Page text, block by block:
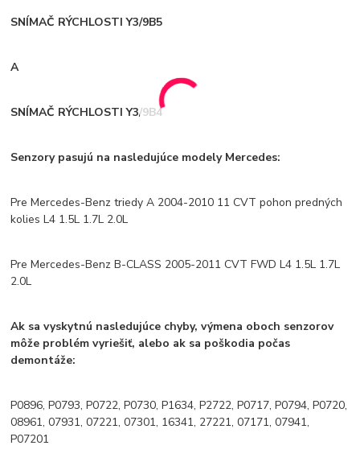
SNÍMAČ RÝCHLOSTI Y3/9B5
A
SNÍMAČ RÝCHLOSTI Y3/9B4
Senzory pasujú na nasledujúce modely Mercedes:
Pre Mercedes-Benz triedy A 2004-2010 11 CVT pohon predných
kolies L4 1.5L 1.7L 2.0L
Pre Mercedes-Benz B-CLASS 2005-2011 CVT FWD L4 1.5L 1.7L
2.0L
Ak sa vyskytnú nasledujúce chyby, výmena oboch senzorov
môže problém vyriešiť, alebo ak sa poškodia počas
demontáže:
P0896, P0793, P0722, P0730, P1634, P2722, P0717, P0794, P0720,
08961, 07931, 07221, 07301, 16341, 27221, 07171, 07941,
P07201